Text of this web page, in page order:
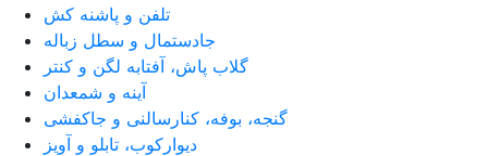
تلفن و پاشنه کش
جادستمال و سطل زباله
گلاب پاش، آفتابه لگن و کنتر
آینه و شمعدان
گنجه، بوفه، کنارسالنی و جاکفشی
دیوارکوب، تابلو و آویز